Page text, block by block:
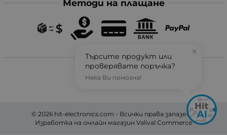
Методи на плащане
Следвайте ни
© 2026 hit-electronics.com - Всички права запазени.
Изработка на онлайн магазин Valival Commerce
×
Търсите продукт или
проверявате поръчка?
Нека Ви помогна!